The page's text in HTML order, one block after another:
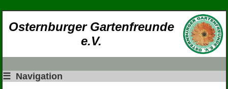
Osternburger Gartenfreunde
e.V.
☰ Navigation